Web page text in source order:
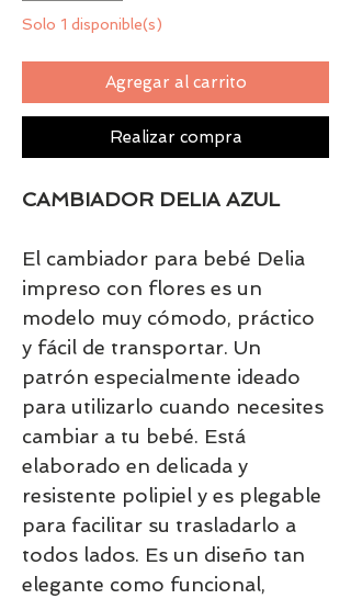
Solo 1 disponible(s)
Agregar al carrito
Realizar compra
CAMBIADOR DELIA AZUL
El cambiador para bebé Delia
impreso con flores es un
modelo muy cómodo, práctico
y fácil de transportar. Un
patrón especialmente ideado
para utilizarlo cuando necesites
cambiar a tu bebé. Está
elaborado en delicada y
resistente polipiel y es plegable
para facilitar su trasladarlo a
todos lados. Es un diseño tan
elegante como funcional,